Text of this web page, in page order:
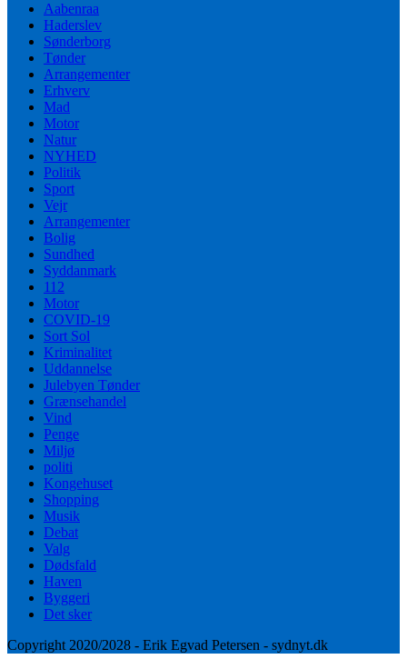
Aabenraa
Haderslev
Sønderborg
Tønder
Arrangementer
Erhverv
Mad
Motor
Natur
NYHED
Politik
Sport
Vejr
Arrangementer
Bolig
Sundhed
Syddanmark
112
Motor
COVID-19
Sort Sol
Kriminalitet
Uddannelse
Julebyen Tønder
Grænsehandel
Vind
Penge
Miljø
politi
Kongehuset
Shopping
Musik
Debat
Valg
Dødsfald
Haven
Byggeri
Det sker
Copyright 2020/2028 - Erik Egvad Petersen - sydnyt.dk